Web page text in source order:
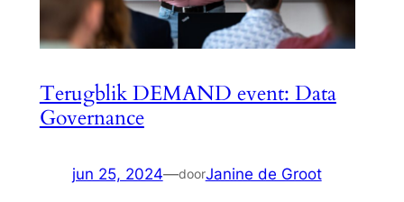
Terugblik DEMAND event: Data
Governance
jun 25, 2024—doorJanine de Groot